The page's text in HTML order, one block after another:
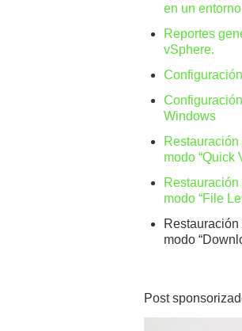
en un
Reportes
vSphere.
Windows
modo “Quick
modo “File
modo
Post